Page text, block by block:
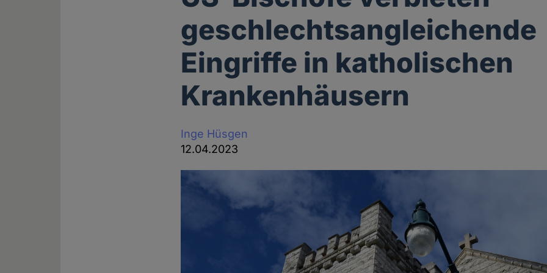
geschlechtsangleichende
Eingriffe in katholischen
Krankenhäusern
Inge Hüsgen
12.04.2023